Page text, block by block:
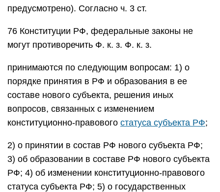
предусмотрено). Согласно ч. 3 ст.
76 Конституции РФ, федеральные законы не
могут противоречить Ф. к. з. Ф. к. з.
принимаются по следующим вопросам: 1) о
порядке принятия в РФ и образования в ее
составе нового субъекта, решения иных
вопросов, связанных с изменением
конституционно-правового статуса субъекта РФ;
2) о принятии в состав РФ нового субъекта РФ;
3) об образовании в составе РФ нового субъекта
РФ; 4) об изменении конституционно-правового
статуса субъекта РФ; 5) о государственных